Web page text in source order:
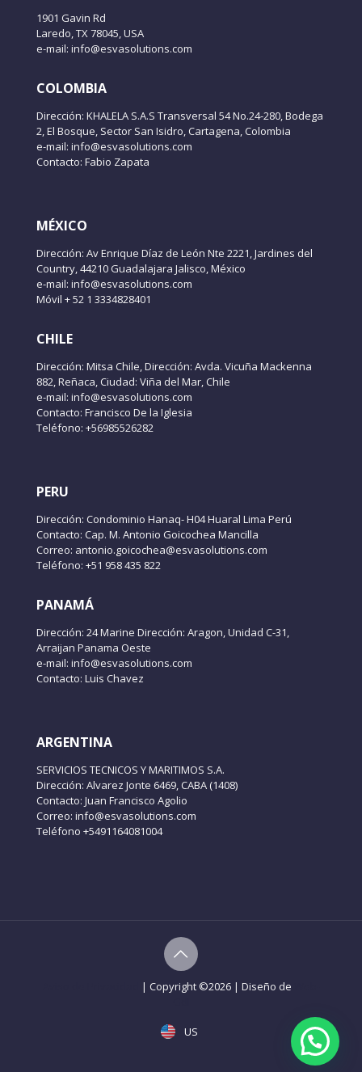
1901 Gavin Rd
Laredo, TX 78045, USA
e-mail: info@esvasolutions.com
COLOMBIA
Dirección: KHALELA S.A.S Transversal 54 No.24-280, Bodega
2, El Bosque, Sector San Isidro, Cartagena, Colombia
e-mail: info@esvasolutions.com
Contacto: Fabio Zapata
MÉXICO
Dirección: Av Enrique Díaz de León Nte 2221, Jardines del
Country, 44210 Guadalajara Jalisco, México
e-mail: info@esvasolutions.com
Móvil + 52 1 3334828401
CHILE
Dirección: Mitsa Chile, Dirección: Avda. Vicuña Mackenna
882, Reñaca, Ciudad: Viña del Mar, Chile
e-mail: info@esvasolutions.com
Contacto: Francisco De la Iglesia
Teléfono: +56985526282
PERU
Dirección: Condominio Hanaq- H04 Huaral Lima Perú
Contacto: Cap. M. Antonio Goicochea Mancilla
Correo: antonio.goicochea@esvasolutions.com
Teléfono: +51 958 435 822
PANAMÁ
Dirección: 24 Marine Dirección: Aragon, Unidad C-31,
Arraijan Panama Oeste
e-mail: info@esvasolutions.com
Contacto: Luis Chavez
ARGENTINA
SERVICIOS TECNICOS Y MARITIMOS S.A.
Dirección: Alvarez Jonte 6469, CABA (1408)
Contacto: Juan Francisco Agolio
Correo: info@esvasolutions.com
Teléfono +5491164081004
| Copyright ©2026 | Diseño de
US